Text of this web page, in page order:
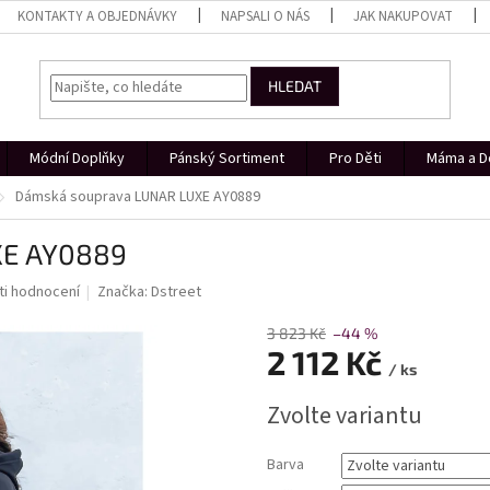
KONTAKTY A OBJEDNÁVKY NAPSALI O NÁS JAK NAKUPOVAT
HLEDAT
Módní Doplňky Pánský Sortiment Pro Děti Máma a
Dámská souprava LUNAR LUXE AY0889
AY0889
hodnocení Značka:Dstreet
3 823 Kč –44 %
2 112 Kč / ks
cena:
Zvolte variantu
Barva